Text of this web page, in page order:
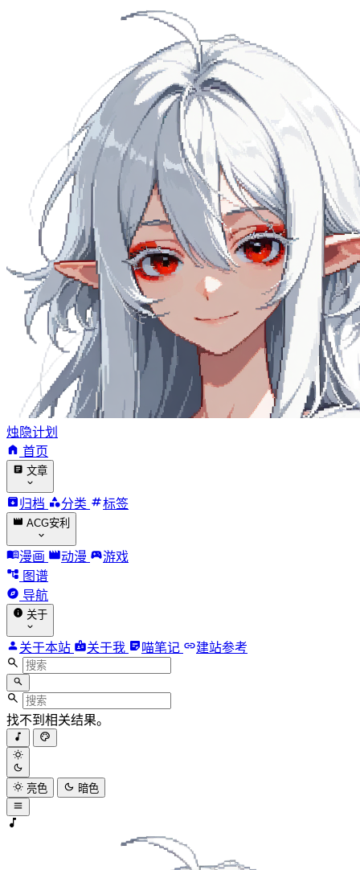
烛隐计划
首页
文章
归档 分类 标签
ACG安利
漫画 动漫
游戏
图谱
导航
关于
关于本站 关于我 喵笔记 建站参考
找不到相关结果。
亮色 暗色